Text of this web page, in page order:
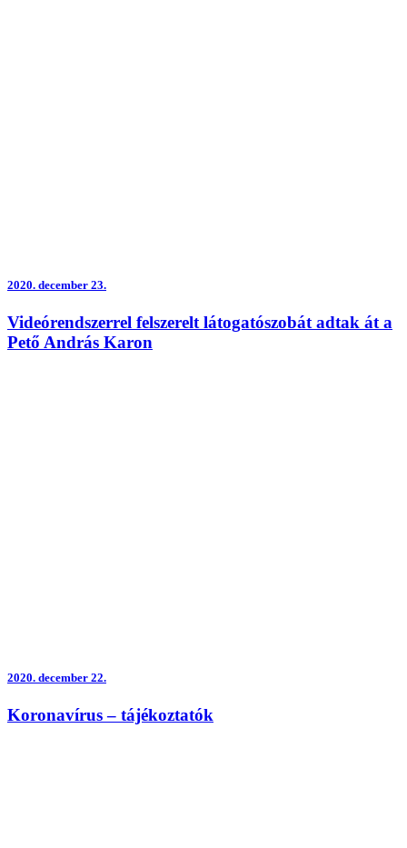
2020. december 23.
Videórendszerrel felszerelt látogatószobát adtak át a
Pető András Karon
2020. december 22.
Koronavírus – tájékoztatók